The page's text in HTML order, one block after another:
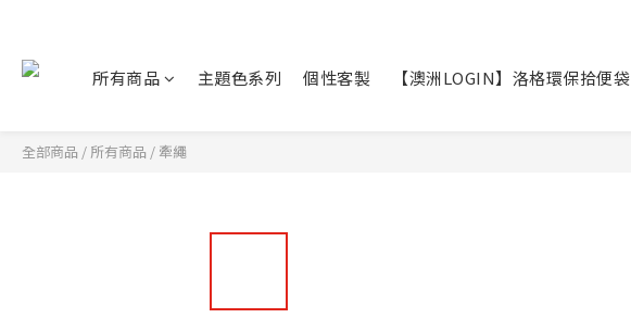
所有商品 主題色系列 個性客製 【澳洲LOGIN】洛格環保拾便袋
全部商品 / 所有商品 / 牽繩